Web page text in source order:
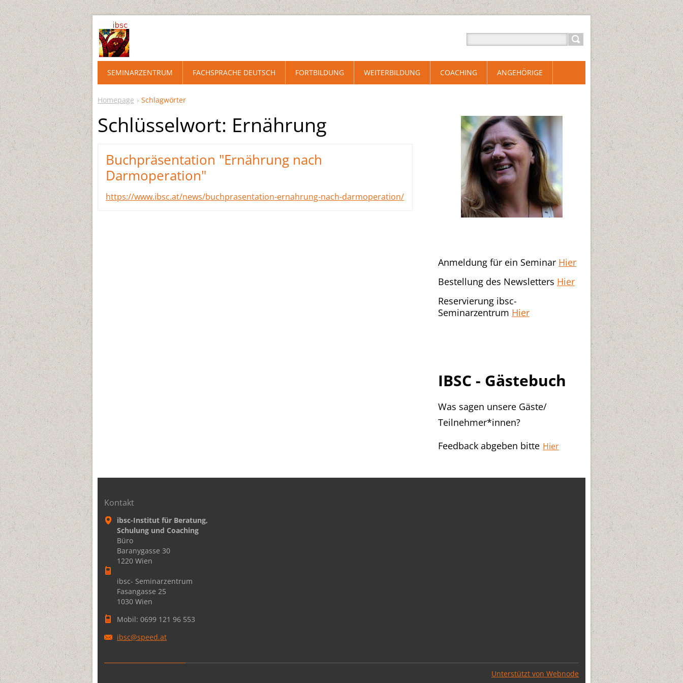
Homepage Schlagwörter
Schlüsselwort: Ernährung
Buchpräsentation "Ernährung nach
Darmoperation"
https://www.ibsc.at/news/buchprasentation-ernahrung-nach-darmoperation/
Anmeldung für ein Seminar Hier
Bestellung des Newsletters Hier
Reservierung ibsc-
Seminarzentrum Hier
IBSC - Gästebuch
Was sagen unsere Gäste/
Teilnehmer*innen?
Feedback abgeben bitte Hier
SEMINARZENTRUM FACHSPRACHE DEUTSCH FORTBILDUNG WEITERBILDUNG COACHING ANGEHÖRIGE
Kontakt
ibsc-Institut für Beratung,
Schulung und Coaching
Büro
Baranygasse 30
1220 Wien
ibsc- Seminarzentrum
Fasangasse 25
1030 Wien
Mobil: 0699 121 96 553
ibsc@speed.at
Unterstützt von Webnode